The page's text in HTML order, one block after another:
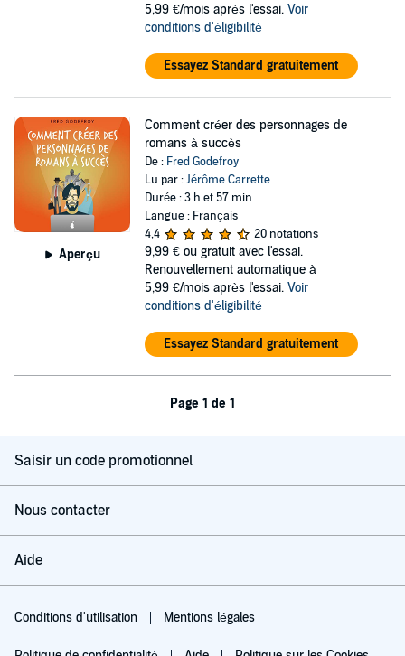
5,99 €/mois après l'essai. Voir
conditions d'éligibilité
Essayez Standard gratuitement
Aperçu
Comment créer des personnages de
romans à succès
De : Fred Godefroy
Lu par :Jérôme Carrette
Durée : 3 h et 57 min
Langue : Français
4,4
20 notations
9,99 € ou gratuit avec l'essai.
Renouvellement automatique à
5,99 €/mois après l'essai. Voir
conditions d'éligibilité
Essayez Standard gratuitement
Page 1 de 1
Saisir un code promotionnel
Nous contacter
Aide
Conditions d'utilisation Mentions légales